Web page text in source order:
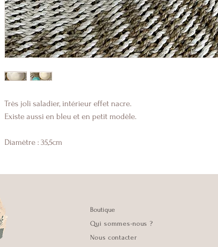
Très joli saladier, intérieur effet nacre.
Existe aussi en bleu et en petit modèle.
Diamètre : 35,5cm
Boutique
Qui sommes-nous ?
Nous contacter